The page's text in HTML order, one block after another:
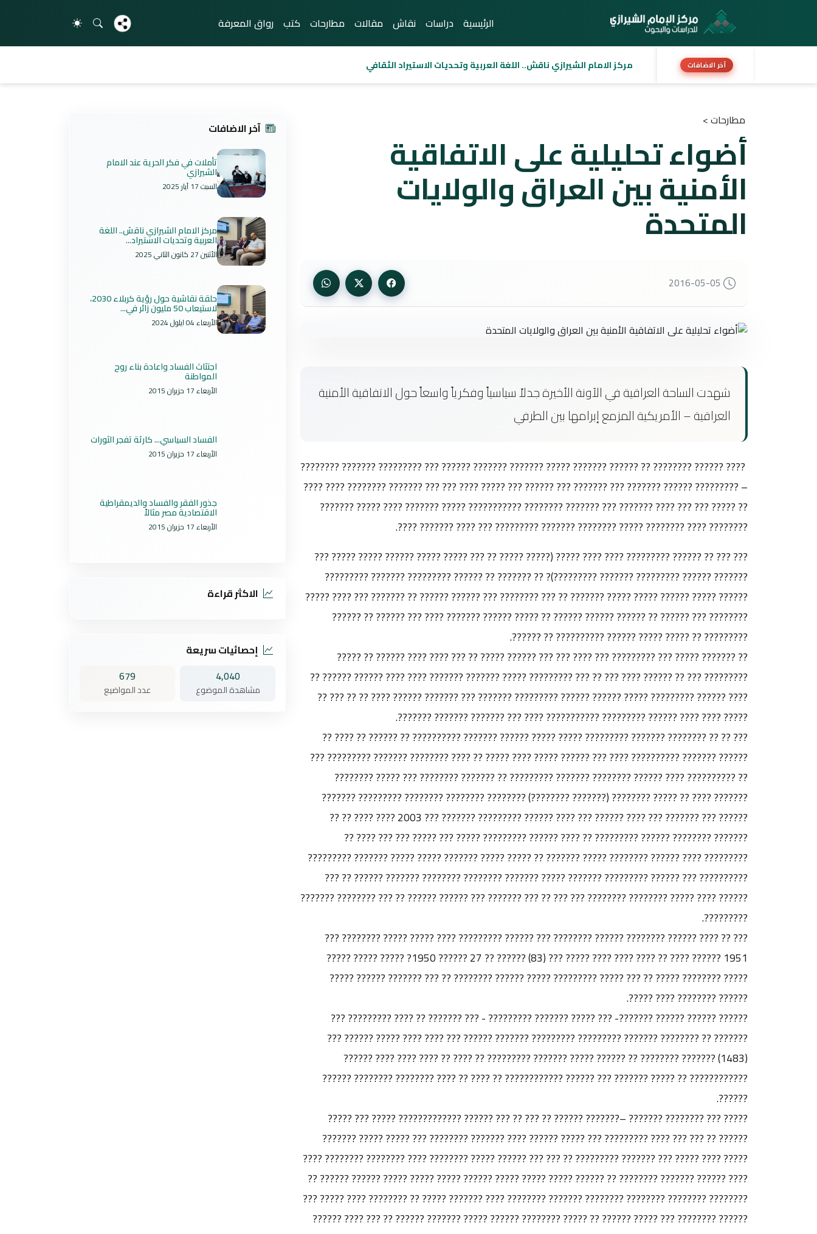
الرئيسية دراسات نقاش مقالات مطارحات كتب رواق المعرفة
آخر الاضافات مركز الامام الشيرازي ناقش.. اللغة العربية وتحديات الاستيراد الثقافي
مطارحات >
أضواء تحليلية على الاتفاقية
الأمنية بين العراق والولايات
المتحدة
2016-05-05
شهدت الساحة العراقية في الآونة الأخيرة جدلاً سياسياً وفكرياً واسعاً حول الاتفاقية الأمنية
العراقية – الأمريكية المزمع إبرامها بين الطرفي
???? ?????? ???????? ?? ?????? ??????? ????? ??????? ??????? ?????? ??? ????????? ??????? ????????
– ????????? ?????? ??????? ??? ??????? ??? ?????? ??? ????? ???? ??? ??? ??????? ???????? ???? ????
?? ????? ??? ??? ???? ??????? ??? ??????? ???????? ??????????? ????? ??????? ???? ????? ???????
???????? ???? ???????? ????? ???????? ??????? ????????? ??? ???? ??????? ????.
??? ??? ?? ?????? ????????? ???? ???? ????? (????? ????? ?? ??? ????? ????? ?????? ????? ????? ???
??????? ?????? ????????? ??????? ?????????)? ?? ??????? ?? ?????? ????????? ??????? ?????????
?????? ????? ?????? ????? ????? ??????? ?? ??? ???????? ??? ?????? ?????? ?? ??????? ??? ???? ?????
???????? ??? ?????? ?? ?????? ?????? ?????? ?? ????? ?????? ??????? ???? ??? ?????? ?? ??????
????????? ?? ????? ????? ?????? ?????????? ?? ??????.
?? ??????? ????? ??? ????????? ??? ???? ??? ??? ?????? ????? ?? ??? ???? ???? ?????? ?? ?????
????????? ??? ?? ?????? ???? ??? ?? ??? ????????? ????? ??????? ??????? ???? ???? ?????? ?????? ??
???? ?????? ????????? ????? ?????? ?????? ????????? ??????? ??? ??????? ?????? ???? ?? ?? ??? ??
????? ???? ???? ?????? ????????? ??????????? ???? ??? ??????? ??????? ???????.
??? ?? ?? ???????? ??????? ????????? ????? ????? ?????? ??????? ?????????? ?? ?????? ?? ???? ??
?????? ??????? ?????????? ???? ??? ?????? ????? ???? ????? ?? ???? ???????? ??????? ????????? ???
?? ?????????? ???? ?????? ???????? ??????? ????????? ?? ??????? ???????? ??? ????? ????????
??????? ???? ?? ????? ???????? (??????? ????????) ???????? ???????? ???????? ????????? ???????
?????? ??? ??????? ??? ???? ?????? ??? ???? ?????? ????????? ??????? ??? 2003 ???? ???? ?? ??
??????? ???????? ?????? ????????? ?? ???? ?????? ????????? ????? ??? ????? ??? ??? ???? ??
????????? ???? ?????? ???????? ????? ??????? ?? ????? ????? ??????? ????? ????? ??????? ?????????
?????????? ??? ?????? ????????? ??????? ????? ??????? ???????? ???????? ??????? ?????? ?? ???
?????? ???? ????? ???????? ???????? ??? ??? ?? ??? ??????? ??? ?????? ?????? ?? ??? ???????? ???????
?????????.
??? ?? ???? ?????? ???????? ?????? ???????? ??? ?????? ????????? ???? ????? ????? ???????? ???
1951 ?????? ???? ?? ???? ???? ???? ????? ??? (83) ?????? ?? 27 ?????? 1950? ????? ????? ?????
????? ???????? ????? ?? ??? ????? ????????? ????? ?????? ???????? ?? ??? ??????? ?????? ?????
?????? ???????? ???? ?????.
?????? ?????? ?????? ???????- ??? ????? ??????? ????????? - ??? ??????? ?? ???? ????????? ???
??????? ?? ???????? ??????? ????????? ????????? ??????? ?????? ??? ???? ???? ????? ?????? ???
(1483) ??????? ???????? ?? ?????? ????? ??????? ????????? ?? ???? ?? ???? ???? ???? ??????
???????????? ?? ????? ??????? ??? ?????? ???????????? ?? ???? ?? ???? ???????? ???????? ??????
??????.
????? ??? ???????? ??????? –??????? ?????? ?? ??? ?? ??? ?????? ????????????? ????? ??? ?????
?????? ?? ??? ??? ???? ????????? ??? ????? ?????? ???? ??????? ???????? ??? ????? ????? ???????
????? ???? ????? ??? ??????? ????????? ?? ??? ??? ?????? ????? ???????? ???? ???????? ???????? ????
???? ?????? ??????? ???????? ?? ?????? ????? ????? ????? ?????? ????? ????? ????? ?????? ?????? ??
???????? ???????? ???????? ???????? ??????? ???????? ???? ??????? ????? ?? ???????? ???? ????? ???
?????? ???????? ??? ????? ?????? ?? ????? ???????? ?????? ????? ??????? ?????? ?? ??? ???? ??????
آخر الاضافات
تأملات في فكر الحرية عند الامام
الشيرازي
السبت 17 آيار 2025
مركز الامام الشيرازي ناقش.. اللغة
العربية وتحديات الاستيراد...
الأثنين 27 كانون الثاني 2025
حلقة نقاشية حول رؤية كربلاء 2030،
لاستيعاب 50 مليون زائر في...
الأربعاء 04 ايلول 2024
اجتثاث الفساد واعادة بناء روح
المواطنة
الأربعاء 17 حزيران 2015
الفساد السياسي... كارثة تفجر الثورات
الأربعاء 17 حزيران 2015
جذور الفقر والفساد والديمقراطية
الاقتصادية مصر مثالاً
الأربعاء 17 حزيران 2015
الاكثر قراءة
إحصائيات سريعة
4,040
مشاهدة الموضوع
679
عدد المواضيع